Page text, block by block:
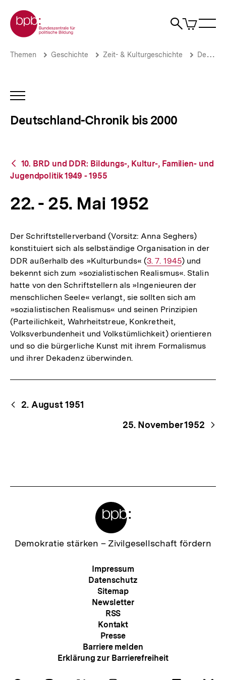
zum
Seiteninhalt
springen
Zur Startseite der bpb
Suche
Artikel
im
22.
1952
Deutschland-
Chronik
bpb.de
Brotkrümelnavigation
Pfadnavigation
Themen Geschichte Zeit- & Kulturgeschichte Deutschland-Chronik bis 2000
INHALTSNAVIGATION
Deutschland-Chronik bis 2000
Zurück
zur
Übersicht
10. BRD und DDR: Bildungs-, Kultur-, Familien- und
Jugendpolitik 1949 - 1955
22. - 25. Mai 1952
Der Schriftstellerverband (Vorsitz: Anna Seghers)
konstituiert sich als selbständige Organisation in der
DDR außerhalb des »Kulturbunds« (Interner
Link:
3. 7. 1945) und
bekennt sich zum »sozialistischen Realismus«. Stalin
hatte von den Schriftstellern als »Ingenieuren der
menschlichen Seele« verlangt, sie sollten sich am
»sozialistischen Realismus« und seinen Prinzipien
(Parteilichkeit, Wahrheitstreue, Konkretheit,
Volksverbundenheit und Volkstümlichkeit) orientieren
und so die bürgerliche Kunst mit ihrem Formalismus
und ihrer Dekadenz überwinden.
Begriffsnavigation
Content-
Navigation
2. August 1951
25. November 1952
Zur
Demokratie stärken – Zivilgesellschaft fördern
Meta-
Navigation
Impressum
Datenschutz
Sitemap
Newsletter
RSS
Kontakt
Presse
Barriere melden
Erklärung zur Barrierefreiheit